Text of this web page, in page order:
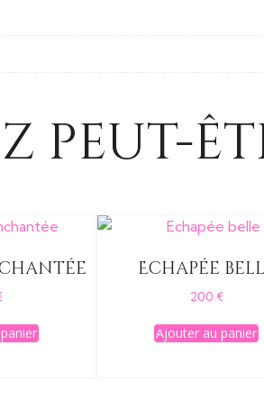
peut-
Echapée
200 €
Ajouter au panier